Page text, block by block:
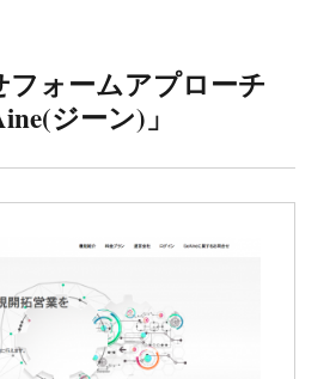
ォームアプローチ
ジーン)」